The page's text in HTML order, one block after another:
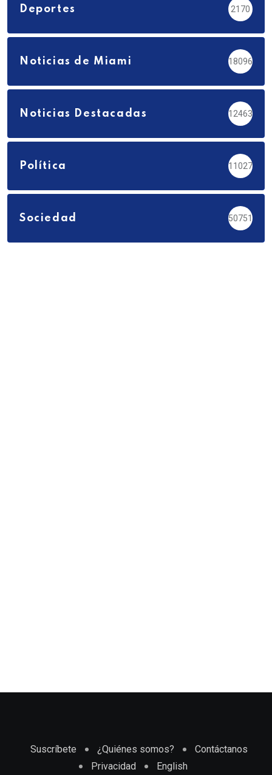
Deportes 2170
Noticias de Miami 18096
Noticias Destacadas 12463
Política 11027
Sociedad 50751
Suscríbete ¿Quiénes somos?
Contáctanos
Privacidad
English